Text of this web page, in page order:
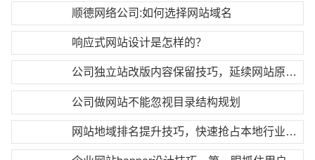
顺德网络公司:如何选择网站域名
响应式网站设计是怎样的？
公司独立站改版内容保留技巧，延续网站原有权重
公司做网站不能忽视目录结构规划
网站地域排名提升技巧，快速抢占本地行业搜索首页